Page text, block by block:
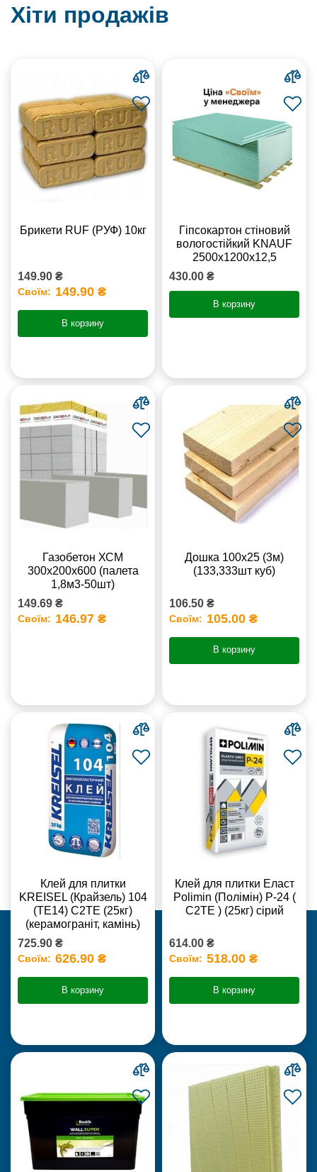
Хіти продажів
Брикети RUF (РУФ) 10кг
149.90 ₴
Своїм: 149.90 ₴
В корзину
Гіпсокартон стіновий
вологостійкий KNAUF
2500х1200х12,5
430.00 ₴
В корзину
Газобетон ХСМ
300x200x600 (палета
1,8м3-50шт)
149.69 ₴
Своїм: 146.97 ₴
Дошка 100х25 (3м)
(133,333шт куб)
106.50 ₴
Своїм: 105.00 ₴
В корзину
Клей для плитки
KREISEL (Крайзель) 104
(ТЕ14) С2TE (25кг)
(керамограніт, камінь)
725.90 ₴
Своїм: 626.90 ₴
В корзину
Клей для плитки Еласт
Polimin (Полімін) Р-24 (
С2ТЕ ) (25кг) сірий
614.00 ₴
Своїм: 518.00 ₴
В корзину